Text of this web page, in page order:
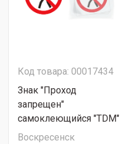
Код товара: 00017434
Знак "Проход
запрещен"
самоклеющийся "TDM"
Воскресенск